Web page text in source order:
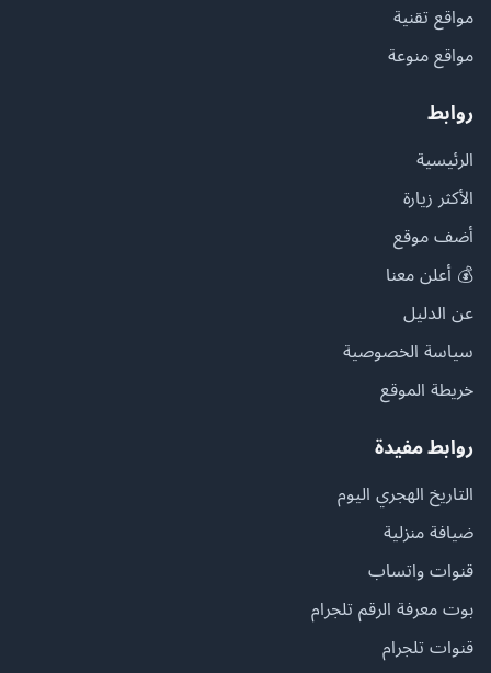
مواقع تقنية
مواقع منوعة
روابط
الرئيسية
الأكثر زيارة
أضف موقع
💰 أعلن معنا
عن الدليل
سياسة الخصوصية
خريطة الموقع
روابط مفيدة
التاريخ الهجري اليوم
ضيافة منزلية
قنوات واتساب
بوت معرفة الرقم تلجرام
قنوات تلجرام